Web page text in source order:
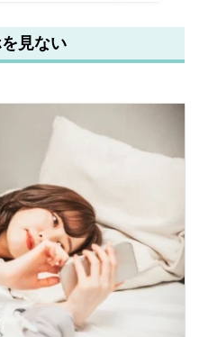
見ない